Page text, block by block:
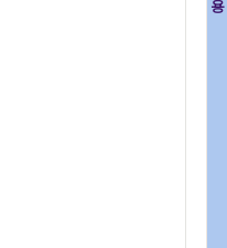
용